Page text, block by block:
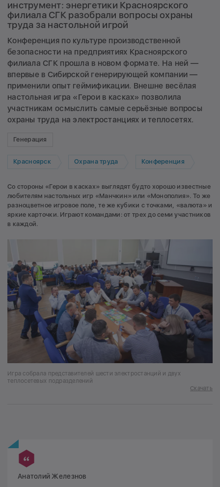
инструмент: энергетики Красноярского
филиала СГК разобрали вопросы охраны
труда за настольной игрой
Конференция по культуре производственной
безопасности на предприятиях Красноярского
филиала СГК прошла в новом формате. На ней —
впервые в Сибирской генерирующей компании —
применили опыт геймификации. Внешне весёлая
настольная игра «Герои в касках» позволила
участникам осмыслить самые серьёзные вопросы
охраны труда на электростанциях и теплосетях.
Генерация
Красноярск Охрана труда Конференция
Со стороны «Герои в касках» выглядят будто хорошо известные
любителям настольных игр «Манчкин» или «Монополия». То же
разноцветное игровое поле, те же кубики с точками, «валюта» и
яркие карточки. Играют командами: от трех до семи участников
в каждой.
Игра собрала представителей шести электростанций и двух
теплосетевых подразделений
Скачать
Анатолий Железнов